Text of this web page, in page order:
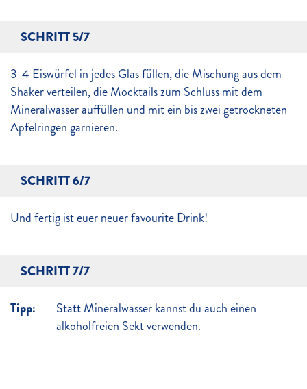
SCHRITT 5/7
3-4 Eiswürfel in jedes Glas füllen, die Mischung aus dem
Shaker verteilen, die Mocktails zum Schluss mit dem
Mineralwasser auffüllen und mit ein bis zwei getrockneten
Apfelringen garnieren.
SCHRITT 6/7
Und fertig ist euer neuer favourite Drink!
SCHRITT 7/7
Tipp:
Statt Mineralwasser kannst du auch einen
alkoholfreien Sekt verwenden.